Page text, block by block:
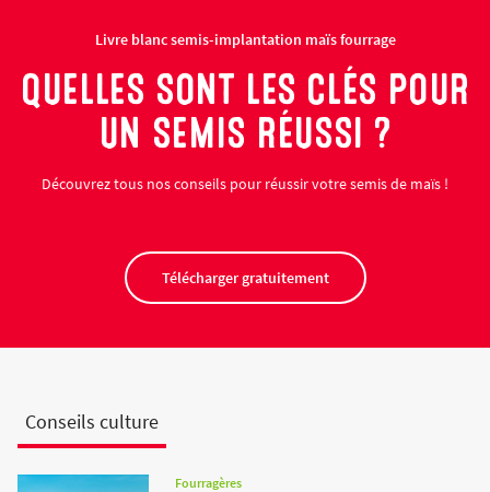
Livre blanc semis-implantation maïs fourrage
QUELLES SONT LES CLÉS POUR
UN SEMIS RÉUSSI ?
Découvrez tous nos conseils pour réussir votre semis de maïs !
Télécharger gratuitement
Conseils culture
Fourragères